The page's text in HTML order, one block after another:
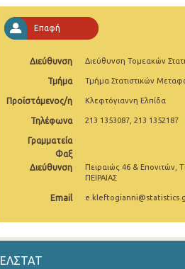
Μαΐου 2025
Μαρτίου 2025
Φεβρουαρίου 2025
Ιανουαρίου 2025
Δεκεμβρίου 2024
Νοεμβρίου 2024
Οκτωβρίου 2024
Αυγούστου 2024
Επαφή
Διεύθυνση Διεύθυνση Τομεακών
Τμήμα Τμήμα Στατιστικών
Προϊστάμενος/η Κλεφτόγιαννη Ελπίδα
Τηλέφωνα 213 1353087, 213 1352187
Γραμματεία
Φαξ
Διεύθυνση
Πειραιώς 46 & Επονιτών,
ΠΕΙΡΑΙΑΣ
Email
ΕΛΣΤΑΤ